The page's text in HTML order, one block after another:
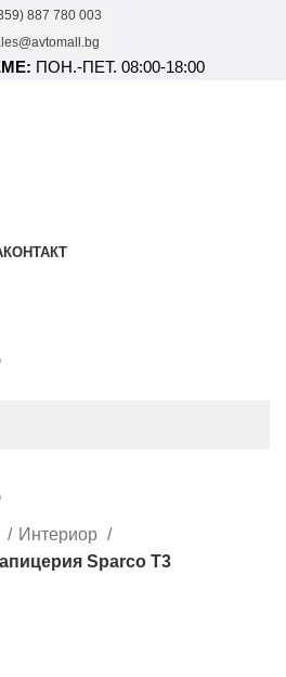
887 780 003
ПОН.-ПЕТ. 08:00-18:00
КОНТАКТ
Интериор
Sparco Т3